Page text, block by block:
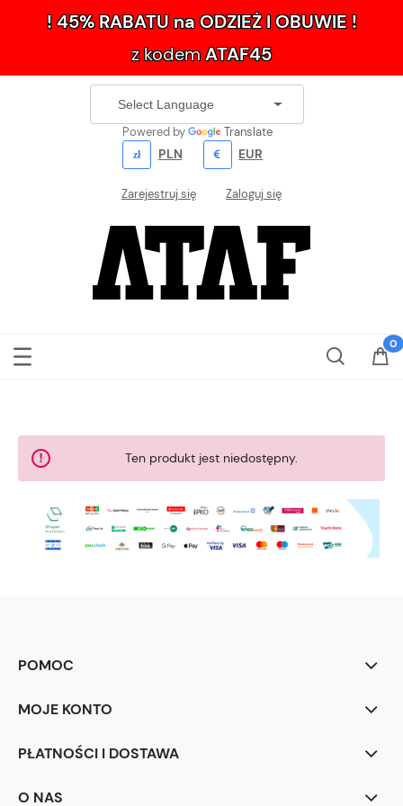
! 45% RABATU na ODZIEŻ I OBUWIE !
z kodemATAF45
Powered by Translate
PLN EUR
Zarejestruj się Zaloguj się
Ten produkt jest niedostępny.
POMOC
MOJE KONTO
PŁATNOŚCI I DOSTAWA
O NAS